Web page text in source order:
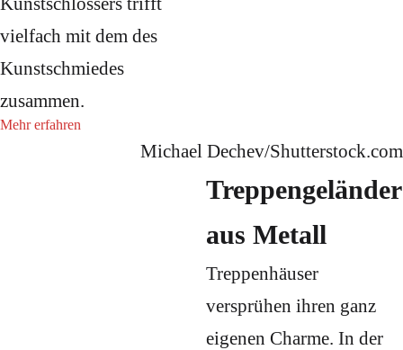
vielfach mit dem des
Kunstschmiedes
zusammen.
Mehr erfahren
Michael Dechev/Shutterstock.com
Treppengeländer
aus Metall
Treppenhäuser
versprühen ihren ganz
eigenen Charme. In der